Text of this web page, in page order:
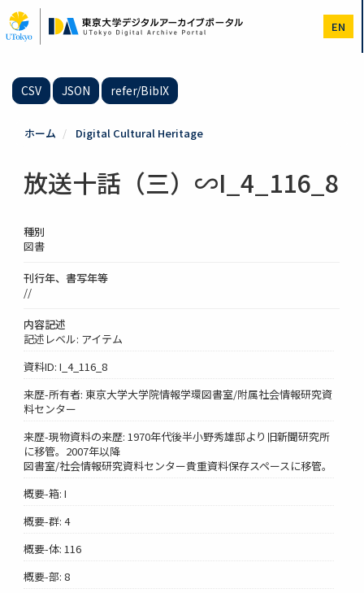
イ
ン
EN
CSV JSON refer/BibIX
ホーム Digital Cultural Heritage
放送十話（三）∽I_4_116_8
種別
図書
刊行年、書写年等
//
内容記述
記述レベル: アイテム
資料ID: I_4_116_8
来歴-所有者: 東京大学大学院情報学環図書室/附属社会情報研究資
料センター
来歴-現物資料の来歴: 1970年代後半小野秀雄邸より旧新聞研究所
に移管。2007年以降
図書室/社会情報研究資料センター貴重資料保存スペースに移管。
概要-箱: I
概要-群: 4
概要-体: 116
概要-部: 8